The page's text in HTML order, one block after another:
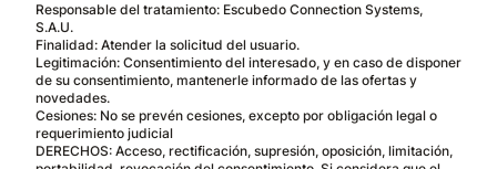
Responsable del tratamiento: Escubedo Connection Systems,
S.A.U.
Finalidad: Atender la solicitud del usuario.
Legitimación: Consentimiento del interesado, y en caso de disponer
de su consentimiento, mantenerle informado de las ofertas y
novedades.
Cesiones: No se prevén cesiones, excepto por obligación legal o
requerimiento judicial
DERECHOS: Acceso, rectificación, supresión, oposición, limitación,